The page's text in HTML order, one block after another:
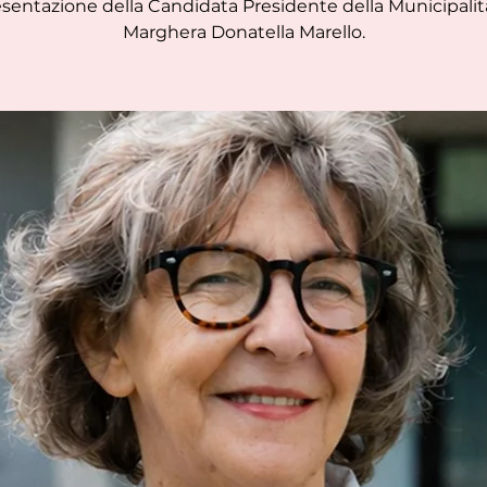
della Candidata Presidente della
Marghera Donatella Marello.